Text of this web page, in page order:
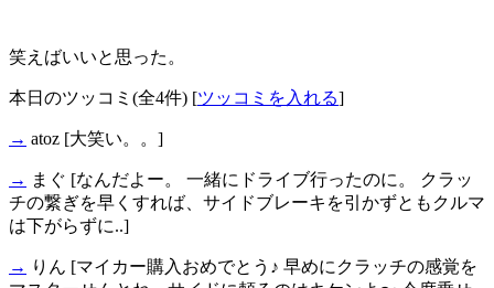
笑えばいいと思った。
本日のツッコミ(全4件) [ツッコミを入れる]
→ atoz [大笑い。。]
→ まぐ [なんだよー。 一緒にドライブ行ったのに。 クラッ
チの繋ぎを早くすれば、サイドブレーキを引かずともクルマ
は下がらずに..]
→ りん [マイカー購入おめでとう♪ 早めにクラッチの感覚を